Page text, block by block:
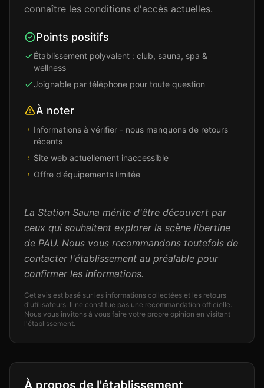
connaître les conditions d'accès actuelles.
Points positifs
Établissement polyvalent : club, sauna, spa &
wellness
Joignable par téléphone pour toute question
À noter
Informations à vérifier - nous manquons de retours
récents
Site web actuellement inaccessible
Offre d'équipements limitée
La Station Sauna mérite d'être découvert par
ceux qui souhaitent explorer la scène libertine
de PAU. Nous vous recommandons toutefois de
contacter l'établissement au préalable pour
confirmer les informations.
Cet avis est basé sur les informations collectées et les retours
d'utilisateurs. Il ne constitue pas une recommandation officielle.
Nous vous invitons à vous faire votre propre opinion en visitant
l'établissement.
À propos de l'établissement